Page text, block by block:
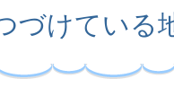
づけている